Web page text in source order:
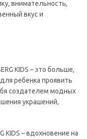
внимательность,
вкус и
KIDS – это больше,
ребенка проявить
создателем модных
украшений,
KIDS – вдохновение на